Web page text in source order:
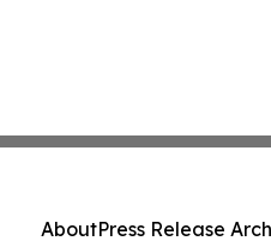
AboutPress Release